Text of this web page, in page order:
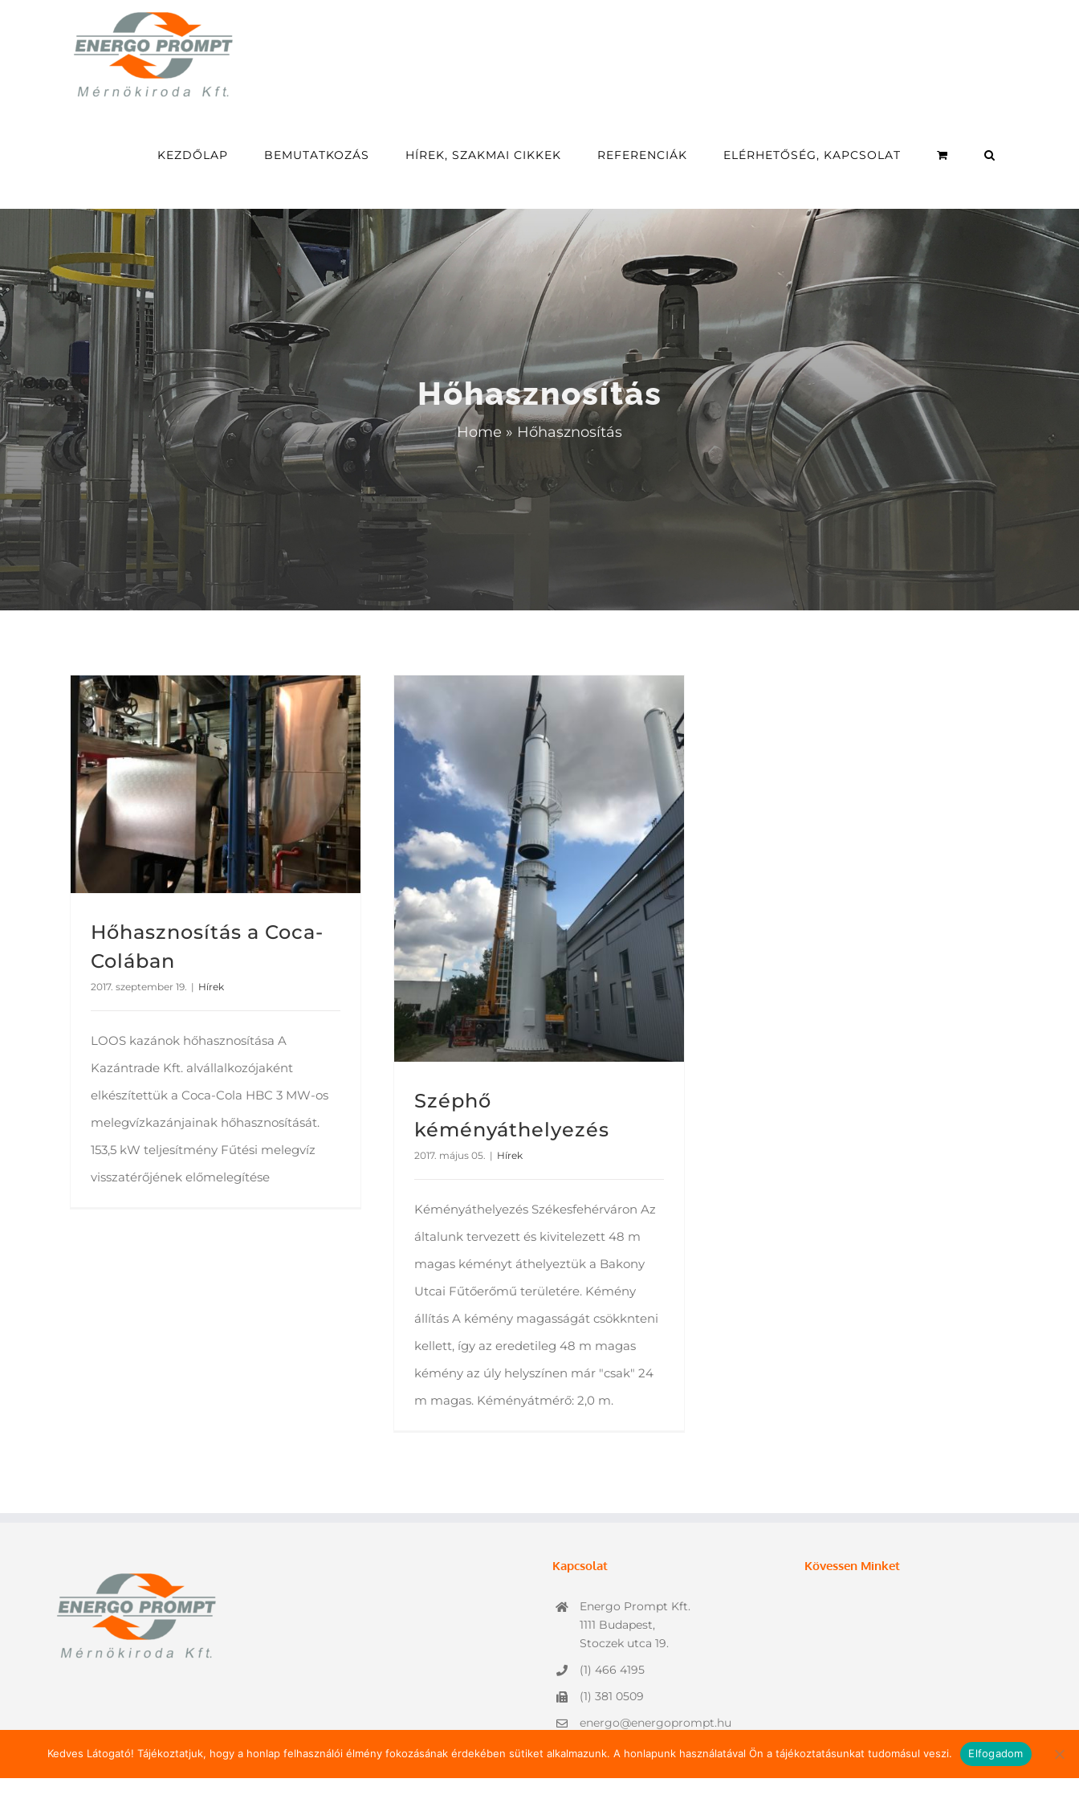
KEZDŐLAP BEMUTATKOZÁS HÍREK, SZAKMAI CIKKEK REFERENCIÁK ELÉRHETŐSÉG, KAPCSOLAT
Hőhasznosítás
Home » Hőhasznosítás
Hőhasznosítás a Coca-
Colában
2017. szeptember 19. | Hírek
LOOS kazánok hőhasznosítása A
Kazántrade Kft. alvállalkozójaként
elkészítettük a Coca-Cola HBC 3 MW-os
melegvízkazánjainak hőhasznosítását.
153,5 kW teljesítmény Fűtési melegvíz
visszatérőjének előmelegítése
Széphő
kéményáthelyezés
2017. május 05. | Hírek
Kéményáthelyezés Székesfehérváron Az
általunk tervezett és kivitelezett 48 m
magas kéményt áthelyeztük a Bakony
Utcai Fűtőerőmű területére. Kémény
állítás A kémény magasságát csökknteni
kellett, így az eredetileg 48 m magas
kémény az úly helyszínen már "csak" 24
m magas. Kéményátmérő: 2,0 m.
Kapcsolat
Energo Prompt Kft.
1111 Budapest,
Stoczek utca 19.
(1) 466 4195
(1) 381 0509
energo@energoprompt.hu
Kövessen Minket
Kedves Látogató! Tájékoztatjuk, hogy a honlap felhasználói élmény fokozásának érdekében sütiket alkalmazunk. A honlapunk használatával Ön a tájékoztatásunkat tudomásul veszi. Elfogadom